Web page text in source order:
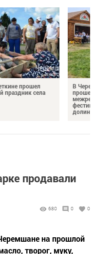
прошел
праздник села
В
прошел
продавали
680 0 0
на прошлой
творог, муку,